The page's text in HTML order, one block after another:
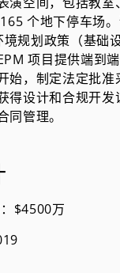
个地下停车场
规划政策（基础
项目提供端到
始，制定法定批准
得设计和合规开
同管理。
$4500万